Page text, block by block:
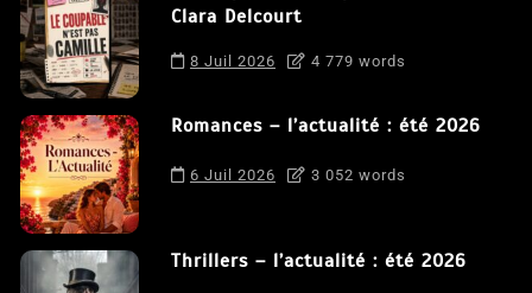
Clara Delcourt
8 Juil 2026 4 779 words
Romances – l’actualité : été 2026
6 Juil 2026 3 052 words
Thrillers – l’actualité : été 2026